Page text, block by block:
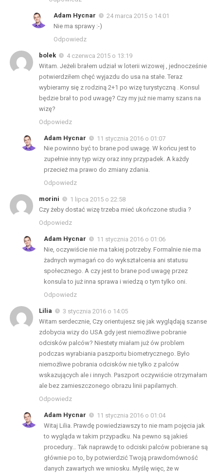
Adam Hycnar
24 marca 2015 o 14:01
Nie ma sprawy :-)
Odpowiedz
bolek
4 czerwca 2015 o 13:19
Witam. Jeżeli brałem udział w loterii wizowej , jednocześnie
potwierdziłem chęć wyjazdu do usa na stałe. Teraz
wybieramy się z rodziną 2+1 po wizę turystyczną . Konsul
będzie brał to pod uwagę? Czy my już nie mamy szans na
wizę?
Odpowiedz
Adam Hycnar
11 stycznia 2016 o 01:07
Nie powinno być to brane pod uwagę. W końcu jest to
zupełnie inny typ wizy oraz inny przypadek. A każdy
przecież ma prawo do zmiany zdania.
Odpowiedz
morini
1 lipca 2015 o 22:58
Czy żeby dostać wizę trzeba mieć ukończone studia ?
Odpowiedz
Adam Hycnar
11 stycznia 2016 o 01:06
Nie, oczywiście nie ma takiej potrzeby. Formalnie nie ma
żadnych wymagań co do wykształcenia ani statusu
społecznego. A czy jest to brane pod uwagę przez
konsula to już inna sprawa i wiedzą o tym tylko oni.
Odpowiedz
Lilia
3 stycznia 2016 o 14:05
Witam serdecznie, Czy orientujesz się jak wyglądają szanse
zdobycia wizy do USA gdy jest niemożliwe pobranie
odcisków palców? Niestety miałam już ów problem
podczas wyrabiania paszportu biometrycznego. Było
niemożliwe pobrania odcisków nie tylko z palców
wskazujących ale i innych. Paszport oczywiście otrzymałam
ale bez zamieszczonego obrazu linii papilarnych.
Odpowiedz
Adam Hycnar
11 stycznia 2016 o 01:04
Witaj Lilia. Prawdę powiedziawszy to nie mam pojęcia jak
to wygląda w takim przypadku. Na pewno są jakieś
procedury… Tak naprawdę to odciski palców pobierane są
głównie po to, by potwierdzić Twoją prawdomówność
danych zawartych we wniosku. Myślę więc, że w